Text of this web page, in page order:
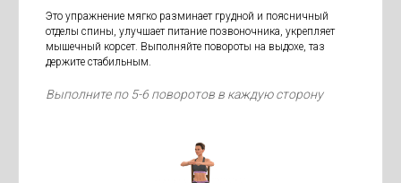
Это упражнение мягко разминает грудной и поясничный
отделы спины, улучшает питание позвоночника, укрепляет
мышечный корсет. Выполняйте повороты на выдохе, таз
держите стабильным.
Выполните по 5-6 поворотов в каждую сторону